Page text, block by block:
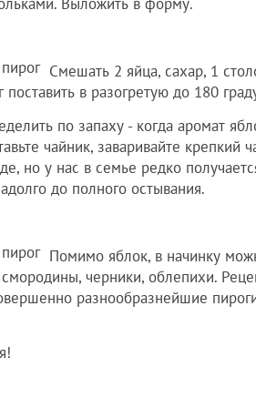
Смешать 2 яйца, сахар, 1
поставить в разогретую до 180
по запаху - когда аромат
чайник, заваривайте крепкий
но у нас в семье редко
до полного остывания.
Помимо яблок, в начинку
черники, облепихи.
разнообразнейшие